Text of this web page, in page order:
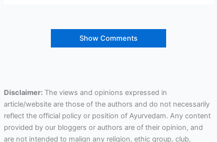
Show Comments
Disclaimer:The views and opinions expressed in
article/website are those of the authors and do not necessarily
reflect the official policy or position of Ayurvedam. Any content
provided by our bloggers or authors are of their opinion, and
are not intended to malign any religion, ethic group, club,